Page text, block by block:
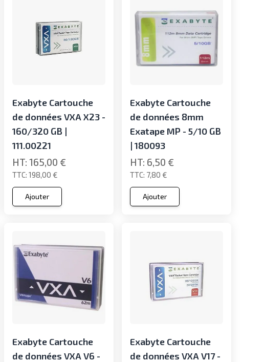
Exabyte Cartouche
de données VXA X23 -
160/320 GB |
111.00221
198,00 €
165,00 €
Ajouter
Exabyte Cartouche
de données 8mm
Exatape MP - 5/10 GB
| 180093
7,80 €
6,50 €
Ajouter
Exabyte Cartouche
de données VXA V6 -
Exabyte Cartouche
de données VXA V17 -